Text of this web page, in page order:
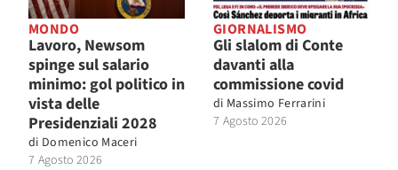
MONDO
Lavoro, Newsom
spinge sul salario
minimo: gol politico in
vista delle
Presidenziali 2028
di Domenico Maceri
7 Agosto 2026
GIORNALISMO
Gli slalom di Conte
davanti alla
commissione covid
di Massimo Ferrarini
7 Agosto 2026